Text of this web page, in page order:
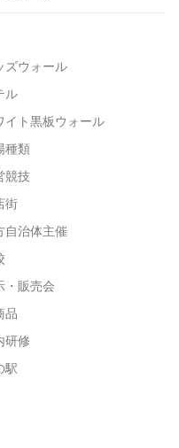
ズウォール
ル
イト黒板ウォール
種類
競技
街
自治体主催
・販売会
品
研修
駅